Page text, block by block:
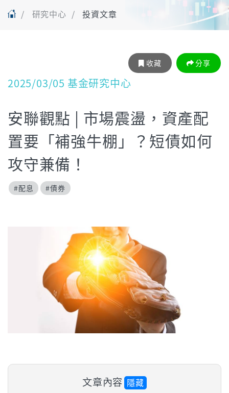
研究中心 投資文章
收藏 分享
2025/03/05 基金研究中心
安聯觀點 | 市場震盪，資產配
置要「補強牛棚」？短債如何
攻守兼備！
#配息 #債券
文章內容 隱藏